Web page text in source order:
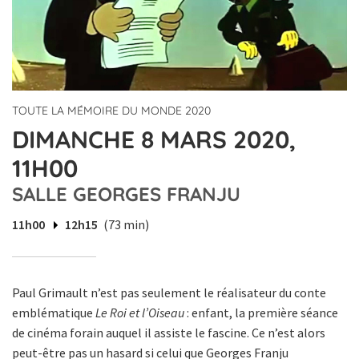
TOUTE LA MÉMOIRE DU MONDE 2020
DIMANCHE 8 MARS 2020,
11H00
SALLE GEORGES FRANJU
11h00 12h15 (73 min)
Paul Grimault n’est pas seulement le réalisateur du conte
emblématique Le Roi et l’Oiseau: enfant, la première séance
de cinéma forain auquel il assiste le fascine. Ce n’est alors
peut-être pas un hasard si celui que Georges Franju